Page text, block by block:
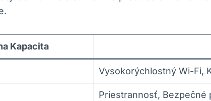
Kapacita
Vysokorýchlostný Wi-Fi,
Priestrannosť, Bezpečné